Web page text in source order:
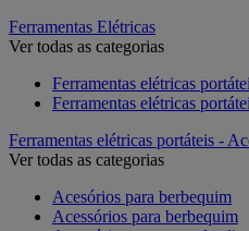
Ferramentas Elétricas
Ver todas as categorias
Ferramentas elétricas
Ferramentas elétricas
Ferramentas elétricas portáteis -
Ver todas as categorias
Acesórios para berbequim
Acessórios para berbequim